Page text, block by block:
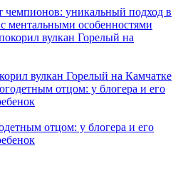
чемпионов: уникальный подход в
ментальными особенностями
вулкан Горелый на Камчатке
отцом: у блогера и его